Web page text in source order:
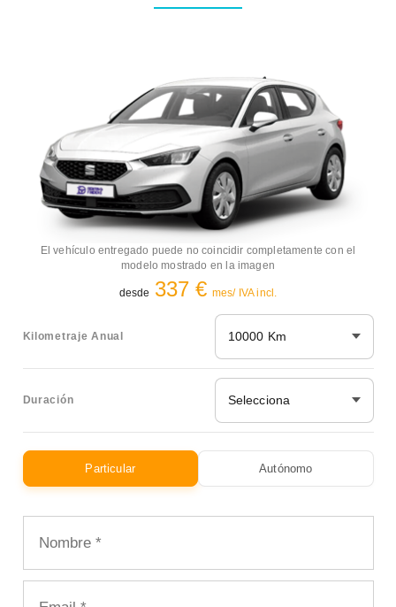
El vehículo entregado puede no coincidir completamente con el
modelo mostrado en la imagen
desde 337 € mes/ IVA incl.
Kilometraje Anual 10000 Km
Duración Selecciona
Particular Autónomo